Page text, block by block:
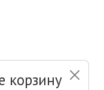
корзину